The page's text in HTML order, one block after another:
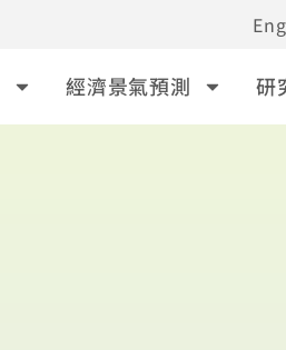
經濟景氣預測 研